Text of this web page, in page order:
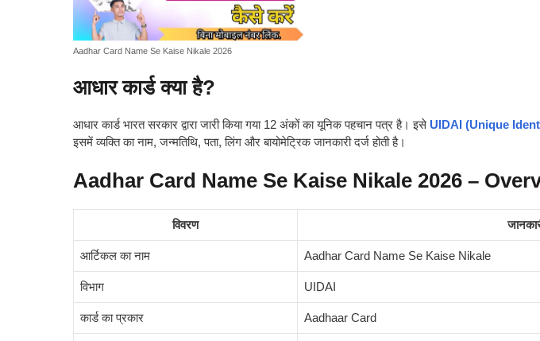
Aadhar Card Name Se Kaise Nikale 2026
आधार कार्ड क्या है?
आधार कार्ड भारत सरकार द्वारा जारी किया गया 12 अंकों का यूनिक पहचान पत्र है। इसे UIDAI (Unique
इसमें व्यक्ति का नाम, जन्मतिथि, पता, लिंग और बायोमेट्रिक जानकारी दर्ज होती है।
Aadhar Card Name Se Kaise Nikale 2026 –
विवरण
आर्टिकल का नाम Aadhar Card Name Se Kaise Nikale
विभाग UIDAI
कार्ड का प्रकार Aadhaar Card